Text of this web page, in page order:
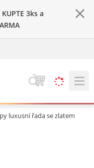
3ks a
V
h
l
luxusní řada se zlatem